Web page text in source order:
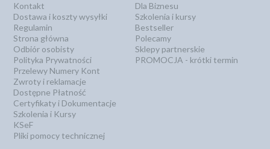
Kontakt
Dostawa i koszty wysyłki
Regulamin
Strona główna
Odbiór osobisty
Polityka Prywatności
Przelewy Numery Kont
Zwroty i reklamacje
Dostępne Płatność
Certyfikaty i Dokumentacje
Szkolenia i Kursy
KSeF
Pliki pomocy technicznej
Dla Biznesu
Szkolenia i kursy
Bestseller
Polecamy
Sklepy partnerskie
PROMOCJA - krótki termin